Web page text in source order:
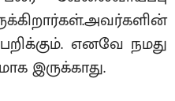
எனவே நமது
இருக்காது.